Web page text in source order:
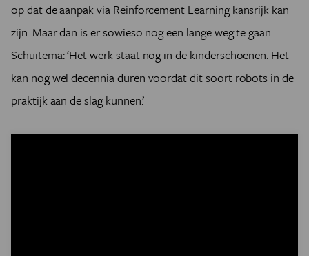
op dat de aanpak via Reinforcement Learning kansrijk kan
zijn. Maar dan is er sowieso nog een lange weg te gaan.
Schuitema: ‘Het werk staat nog in de kinderschoenen. Het
kan nog wel decennia duren voordat dit soort robots in de
praktijk aan de slag kunnen.’